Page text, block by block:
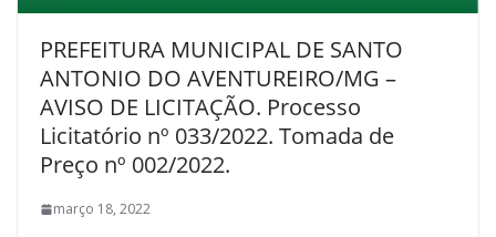
PREFEITURA MUNICIPAL DE SANTO
ANTONIO DO AVENTUREIRO/MG –
AVISO DE LICITAÇÃO. Processo
Licitatório nº 033/2022. Tomada de
Preço nº 002/2022.
março 18, 2022